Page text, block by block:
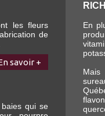
les fleurs
de
savoir +
qui se
En
Mais